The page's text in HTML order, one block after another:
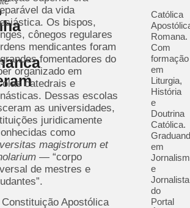
da vida
Os bispos,
cônegos regulares
mendicantes foram
fomentadores do
organizado em
catedrais e
Dessas escolas
as universidades,
juridicamente
como
magistrorum et
— “corpo
de mestres e
Constituição Apostólica
Católica
Romana.
Com
formação
em
Liturgia,
História
e
Doutrina
Católica.
em
e
Jornalista
do
Portal